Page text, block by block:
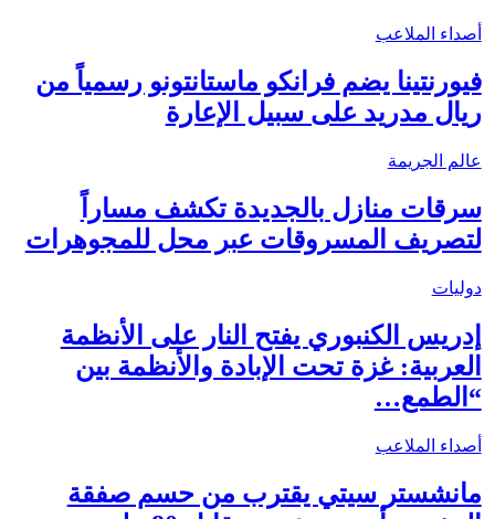
أصداء الملاعب
فيورنتينا يضم فرانكو ماستانتونو رسمياً من
ريال مدريد على سبيل الإعارة
عالم الجريمة
سرقات منازل بالجديدة تكشف مساراً
لتصريف المسروقات عبر محل للمجوهرات
دوليات
إدريس الكنبوري يفتح النار على الأنظمة
العربية: غزة تحت الإبادة والأنظمة بين
“الطمع…
أصداء الملاعب
مانشستر سيتي يقترب من حسم صفقة